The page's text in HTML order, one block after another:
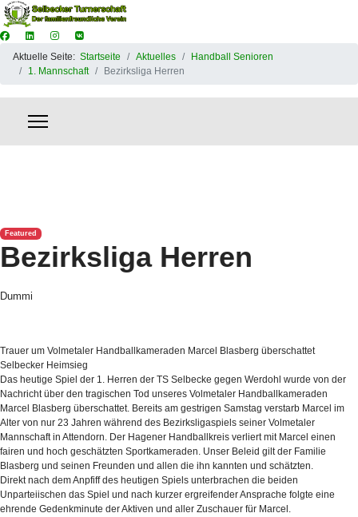
Aktuelle Seite: Startseite Aktuelles
Handball Senioren
1. Mannschaft
Bezirksliga Herren
Featured
Bezirksliga Herren
Dummi
Trauer um Volmetaler Handballkameraden Marcel Blasberg überschattet
Selbecker Heimsieg
Das heutige Spiel der 1. Herren der TS Selbecke gegen Werdohl wurde von der
Nachricht über den tragischen Tod unseres Volmetaler Handballkameraden
Marcel Blasberg überschattet. Bereits am gestrigen Samstag verstarb Marcel im
Alter von nur 23 Jahren während des Bezirksligaspiels seiner Volmetaler
Mannschaft in Attendorn. Der Hagener Handballkreis verliert mit Marcel einen
fairen und hoch geschätzten Sportkameraden. Unser Beleid gilt der Familie
Blasberg und seinen Freunden und allen die ihn kannten und schätzten.
Direkt nach dem Anpfiff des heutigen Spiels unterbrachen die beiden
Unparteiischen das Spiel und nach kurzer ergreifender Ansprache folgte eine
ehrende Gedenkminute der Aktiven und aller Zuschauer für Marcel.